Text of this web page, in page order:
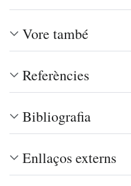
Vore també
Referències
Bibliografia
Enllaços externs